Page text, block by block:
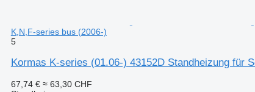
K,N,F-series bus (2006-)
5
Kormas K-series (01.06-) 43152D Standheizung für
67,74 € ≈ 63,30 CHF